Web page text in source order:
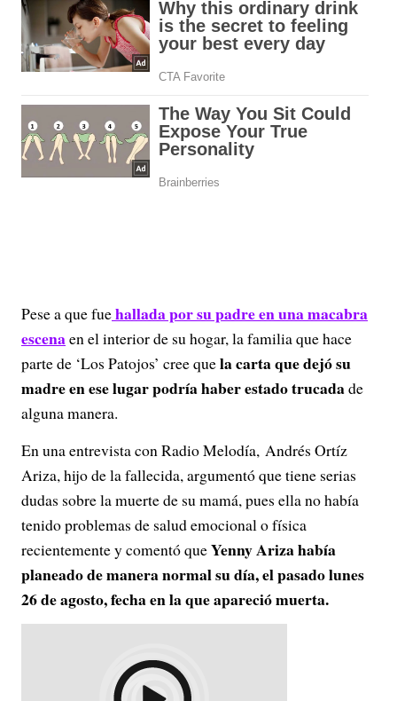
Pese a que fuehallada por su padre en una macabra
escenaen el interior de su hogar, la familia que hace
parte de ‘Los Patojos’ cree quela carta que dejó su
madre en ese lugar podría haber estado trucadade
alguna manera.
En una entrevista con Radio Melodía, Andrés Ortíz
Ariza, hijo de la fallecida, argumentó que tiene serias
dudas sobre la muerte de su mamá, pues ella no había
tenido problemas de salud emocional o física
recientemente y comentó queYenny Ariza había
planeado de manera normal su día, el pasado lunes
26 de agosto, fecha en la que apareció muerta.